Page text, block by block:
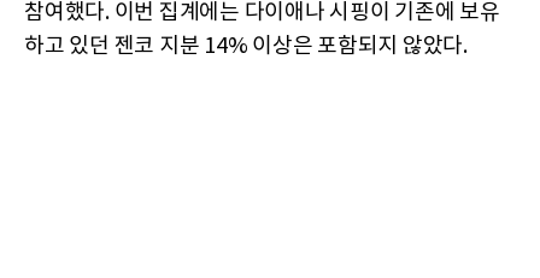
참여했다. 이번 집계에는 다이애나 시핑이 기존에 보유
하고 있던 젠코 지분 14% 이상은 포함되지 않았다.